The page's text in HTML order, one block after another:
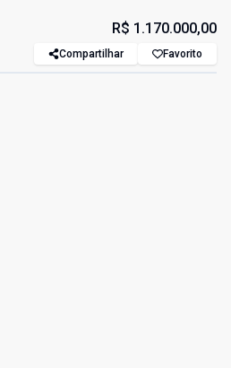
R$ 1.170.000,00
Compartilhar Favorito